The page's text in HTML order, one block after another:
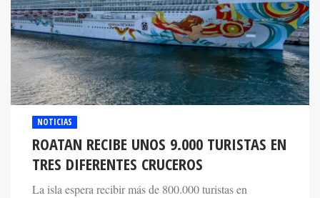
NOTICIAS
ROATAN RECIBE UNOS 9.000 TURISTAS EN
TRES DIFERENTES CRUCEROS
La isla espera recibir más de 800.000 turistas en